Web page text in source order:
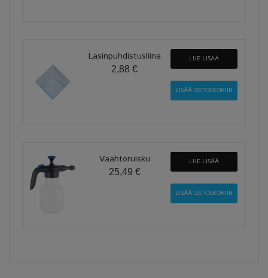
Lasinpuhdistusliina
2,88 €
LUE LISÄÄ
Vaahtoruisku
25,49 €
LUE LISÄÄ